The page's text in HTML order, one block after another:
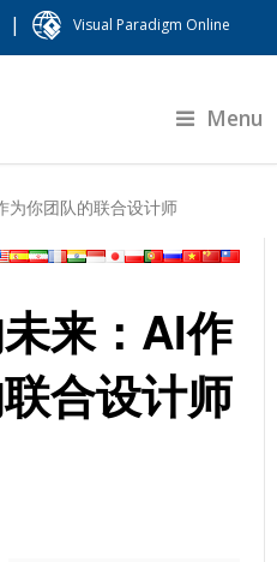
| Visual Paradigm Online
Menu
为你团队的联合设计师
来：AI作
合设计师